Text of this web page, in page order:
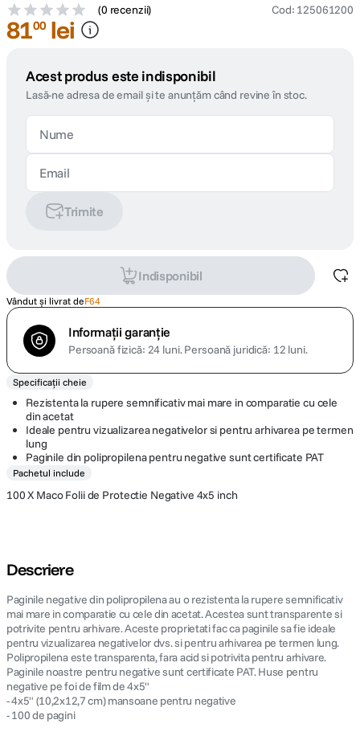
(0 recenzii) Cod: 125061200
8100 lei
Acest produs este indisponibil
Lasă-ne adresa de email și te anunțăm când revine în stoc.
Trimite
Indisponibil
Vândut și livrat deF64
Informații garanție
Persoană fizică: 24 luni.Persoană juridică: 12 luni.
Specificații cheie
Rezistenta la rupere semnificativ mai mare in comparatie cu cele
din acetat
Ideale pentru vizualizarea negativelor si pentru arhivarea pe termen
lung
Paginile din polipropilena pentru negative sunt certificate PAT
Pachetul include
100 X Maco Folii de Protectie Negative 4x5 inch
Descriere
Paginile negative din polipropilena au o rezistenta la rupere semnificativ
mai mare in comparatie cu cele din acetat. Acestea sunt transparente si
potrivite pentru arhivare. Aceste proprietati fac ca paginile sa fie ideale
pentru vizualizarea negativelor dvs. si pentru arhivarea pe termen lung.
Polipropilena este transparenta, fara acid si potrivita pentru arhivare.
Paginile noastre pentru negative sunt certificate PAT. Huse pentru
negative pe foi de film de 4x5"
- 4x5" (10,2x12,7 cm) mansoane pentru negative
- 100 de pagini